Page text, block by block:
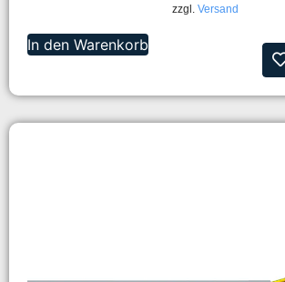
zzgl. Versand
In den Warenkorb